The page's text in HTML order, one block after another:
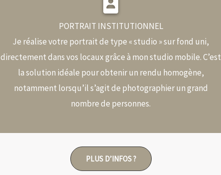
PORTRAIT INSTITUTIONNEL
Je réalise votre portrait de type « studio » sur fond uni,
directement dans vos locaux grâce à mon studio mobile. C’est
la solution idéale pour obtenir un rendu homogène,
notamment lorsqu’il s’agit de photographier un grand
nombre de personnes.
PLUS D’INFOS ?